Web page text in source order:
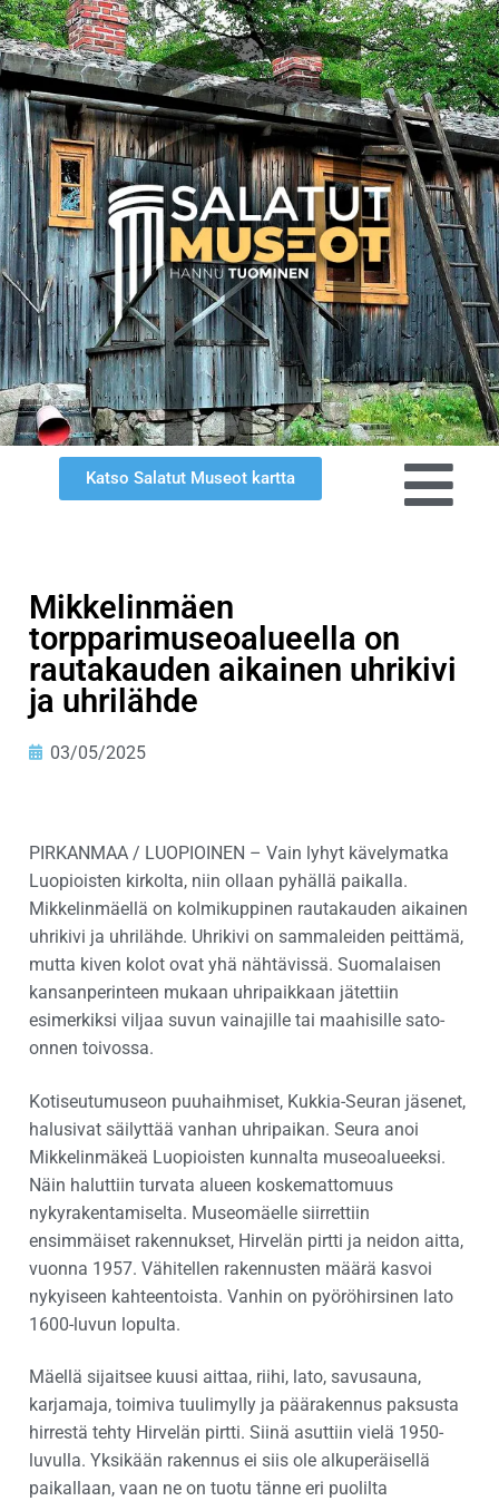
Katso Salatut Museot kartta
Mikkelinmäen
torpparimuseoalueella on
rautakauden aikainen uhrikivi
ja uhrilähde
03/05/2025
PIRKANMAA / LUOPIOINEN – Vain lyhyt kävelymatka
Luopioisten kirkolta, niin ollaan pyhällä paikalla.
Mikkelinmäellä on kolmikuppinen rautakauden aikainen
uhrikivi ja uhrilähde. Uhrikivi on sammaleiden peittämä,
mutta kiven kolot ovat yhä nähtävissä. Suomalaisen
kansanperinteen mukaan uhripaikkaan jätettiin
esimerkiksi viljaa suvun vainajille tai maahisille sato-
onnen toivossa.
Kotiseutumuseon puuhaihmiset, Kukkia-Seuran jäsenet,
halusivat säilyttää vanhan uhripaikan. Seura anoi
Mikkelinmäkeä Luopioisten kunnalta museoalueeksi.
Näin haluttiin turvata alueen koskemattomuus
nykyrakentamiselta. Museomäelle siirrettiin
ensimmäiset rakennukset, Hirvelän pirtti ja neidon aitta,
vuonna 1957. Vähitellen rakennusten määrä kasvoi
nykyiseen kahteentoista. Vanhin on pyöröhirsinen lato
1600-luvun lopulta.
Mäellä sijaitsee kuusi aittaa, riihi, lato, savusauna,
karjamaja, toimiva tuulimylly ja päärakennus paksusta
hirrestä tehty Hirvelän pirtti. Siinä asuttiin vielä 1950-
luvulla. Yksikään rakennus ei siis ole alkuperäisellä
paikallaan, vaan ne on tuotu tänne eri puolilta